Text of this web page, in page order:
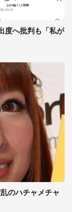
度へ批判も「私が
のハチャメチャ